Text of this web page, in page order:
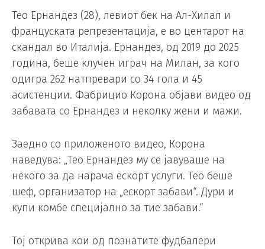
Тео Ернандез (28), левиот бек на Ал-Хилал и
француската репрезентација, е во центарот на
скандал во Италија. Ернандез, од 2019 до 2025
година, беше клучен играч на Милан, за кого
одигра 262 натпревари со 34 гола и 45
асистенции. Фабрицио Корона објави видео од
забавата со Ернандез и неколку жени и мажи.
Заедно со приложеното видео, Корона
наведува: „Тео Ернандез му се јавуваше на
некого за да нарача ескорт услуги. Тео беше
шеф, организатор на „ескорт забави“. Дури и
купи комбе специјално за тие забави.“
Тој открива кои од познатите фудбалери